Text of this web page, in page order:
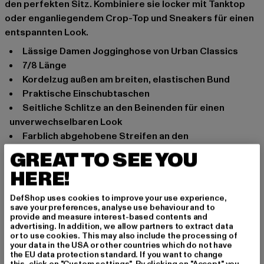
den perfekten Sitz. Kombiniere sie locker mit Tanktop
oder enganliegendem Crop-Top und Sneakers für einen
entspannten Look.
lässige Damen Jogginghose von Urban Classics
7/8 Länge
Kordelzug außen am breiten, elastischen Bund
praktische Einschubtaschen
seitliche Schlitze an den Beinenden für einen
unverwechselbaren Look
farblich abgehobene Streifen an den
Beinaußenseiten
weiches Material bietet optimalen Tragekomfort
bequeme Passform
Anlass: Alltag, Sportlich, Basic
Marke: Urban Classics
Kat.: Jogginghosen
Farbe: schwarz
Hersteller Farbe: black/white
GREAT TO SEE YOU
HERE!
DefShop uses cookies to improve your use experience,
save your preferences, analyse use behaviour and to
provide and measure interest-based contents and
advertising. In addition, we allow partners to extract data
or to use cookies. This may also include the processing of
your data in the USA or other countries which do not have
the EU data protection standard. If you want to change